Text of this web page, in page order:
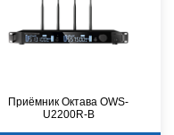
Приёмник Октава OWS-
U2200R-B